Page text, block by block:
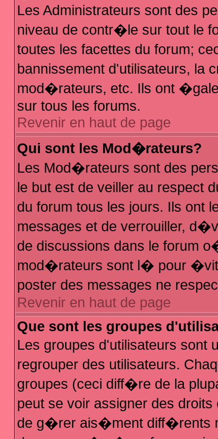
Les Administrateurs sont des
niveau de contr�le sur tout le
toutes les facettes du forum;
bannissement d'utilisateurs, la
mod�rateurs, etc. Ils ont
sur tous les forums.
Revenir en haut de page
Qui sont les Mod�rateurs?
Les Mod�rateurs sont des
le but est de veiller au respect
du forum tous les jours. Ils ont
messages et de verrouiller,
de discussions dans le forum
mod�rateurs sont l� pour
poster des messages ne
Revenir en haut de page
Que sont les groupes
Les groupes d'utilisateurs sont
regrouper des utilisateurs.
groupes (ceci diff�re de la
peut se voir assigner des
de g�rer ais�ment diff�rents